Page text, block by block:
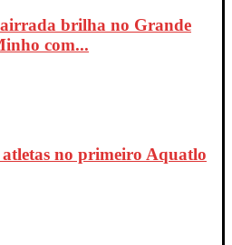
brilha no Grande
com...
no primeiro Aquatlo